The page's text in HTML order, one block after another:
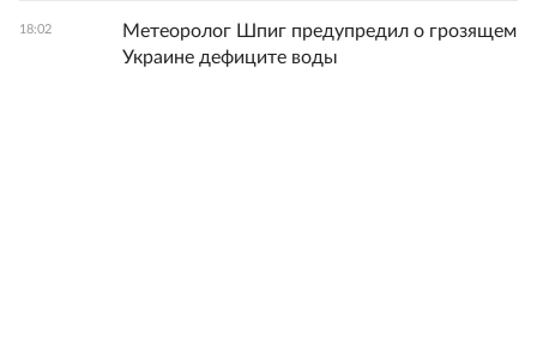
18:02
Метеоролог Шпиг предупредил о грозящем
Украине дефиците воды